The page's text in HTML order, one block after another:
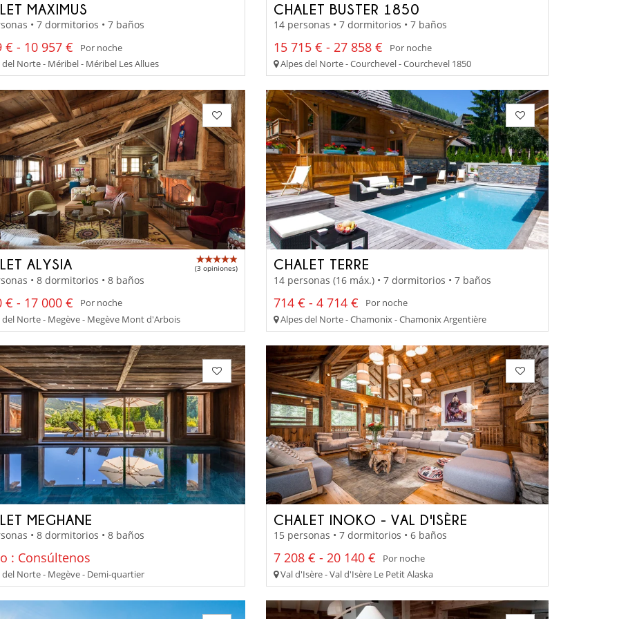
MAXIMUS
• 7 dormitorios • 7 baños
€ - 10 957 €
Por noche
Norte - Méribel - Méribel Les Allues
CHALET BUSTER 1850
14 personas • 7 dormitorios • 7 baños
15 715 € - 27 858 €
Por noche
Alpes del Norte - Courchevel - Courchevel 1850
ALYSIA (3 opiniones)
• 8 dormitorios • 8 baños
€ - 17 000 €
Por noche
Norte - Megève - Megève Mont d'Arbois
CHALET TERRE
14 personas (16 máx.) • 7 dormitorios • 7 baños
714 € - 4 714 €
Por noche
Alpes del Norte - Chamonix - Chamonix Argentière
MEGHANE
• 8 dormitorios • 8 baños
: Consúltenos
Norte - Megève - Demi-quartier
CHALET INOKO - VAL D'ISÈRE
15 personas • 7 dormitorios • 6 baños
7 208 € - 20 140 €
Por noche
Val d'Isère - Val d'Isère Le Petit Alaska